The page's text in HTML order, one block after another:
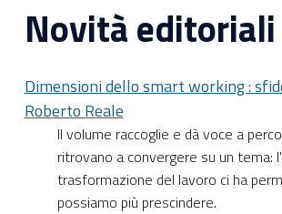
Novità editoriali
Dimensioni dello smart working :
Roberto Reale
ll volume raccoglie e dà voce a
ritrovano a convergere su un tema:
trasformazione del lavoro ci ha
possiamo più prescindere.